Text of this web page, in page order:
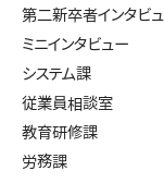
第二新卒者インタビ
ミニインタビュー
システム課
従業員相談室
教育研修課
労務課